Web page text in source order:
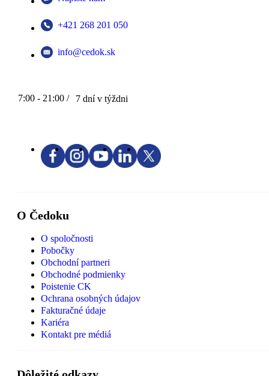
+421 268 201 050
info@cedok.sk
7:00 - 21:00 / 7 dní v týždni
O Čedoku
O spoločnosti
Pobočky
Obchodní partneri
Obchodné podmienky
Poistenie CK
Ochrana osobných údajov
Fakturačné údaje
Kariéra
Kontakt pre médiá